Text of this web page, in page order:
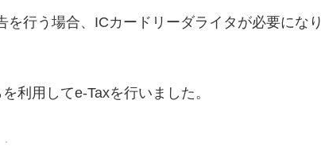
行う場合、ICカードリーダライタが必要になり
利用してe-Taxを行いました。